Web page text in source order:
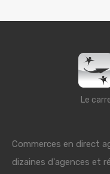
Le
Commerces en direct
dizaines d'agences et